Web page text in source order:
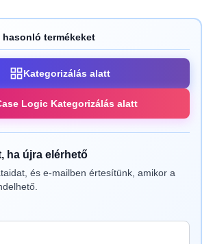
hasonló termékeket
Kategorizálás alatt
Logic Kategorizálás alatt
ha újra elérhető
és e-mailben értesítünk, amikor a